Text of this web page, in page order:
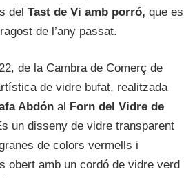
del Tast de Vi amb porró, que es
de l’any passat.
de la Cambra de Comerç de
de vidre bufat, realitzada
Abdón al Forn del Vidre de
un disseny de vidre transparent
de colors vermells i
obert amb un cordó de vidre verd